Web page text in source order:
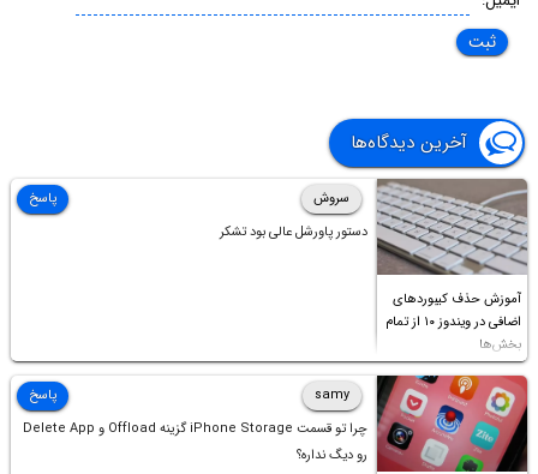
آخرین دیدگاه‌ها
آموزش حذف کیبوردهای
اضافی در ویندوز ۱۰ از تمام
بخش‌ها
سروش
دستور پاورشل عالی بود تشکر
پاسخ
samy
چرا تو قسمت iPhone Storage گزینه Offload و Delete App
رو دیگ نداره؟
پاسخ